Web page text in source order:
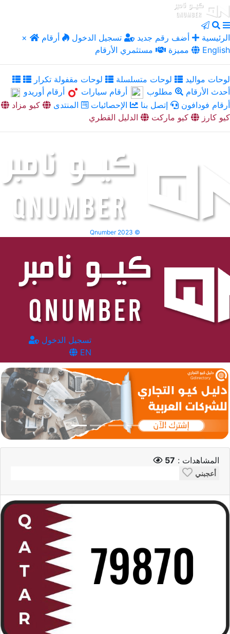
× الرئيسية أضف رقم جديد تسجيل الدخول
أرقام
مميزة
مستثمري الأرقام English
لوحات مواليد لوحات متسلسلة
لوحات مقفولة تكرار
أحدث الأرقام
مطلوب أرقام سيارات
أرقام أوريدو
أرقام فودافون
إتصل بنا الإحصائيات المنتدى
كيو مزاد
كيو كارز
كيو ماركت الدليل القطري
Qnumber 2023 ©
تسجيل الدخول
EN
المشاهدات : 57
أعجبني